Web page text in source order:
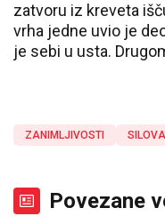
zatvoru iz kreveta
vrha jedne uvio je
je sebi u usta.
ZANIMLJIVOSTI
Povezane